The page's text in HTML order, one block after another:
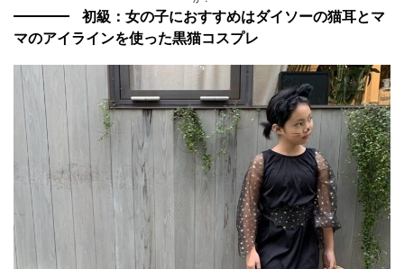
初級：女の子におすすめはダイソーの猫耳とマ
マのアイラインを使った黒猫コスプレ